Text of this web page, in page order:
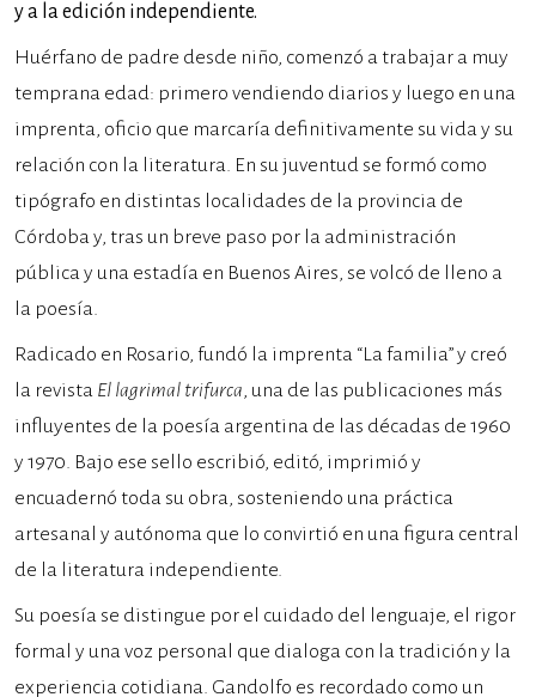
y a la edición independiente.
Huérfano de padre desde niño, comenzó a trabajar a muy
temprana edad: primero vendiendo diarios y luego en una
imprenta, oficio que marcaría definitivamente su vida y su
relación con la literatura. En su juventud se formó como
tipógrafo en distintas localidades de la provincia de
Córdoba y, tras un breve paso por la administración
pública y una estadía en Buenos Aires, se volcó de lleno a
la poesía.
Radicado en Rosario, fundó la imprenta “La familia” y creó
la revista El lagrimal trifurca, una de las publicaciones más
influyentes de la poesía argentina de las décadas de 1960
y 1970. Bajo ese sello escribió, editó, imprimió y
encuadernó toda su obra, sosteniendo una práctica
artesanal y autónoma que lo convirtió en una figura central
de la literatura independiente.
Su poesía se distingue por el cuidado del lenguaje, el rigor
formal y una voz personal que dialoga con la tradición y la
experiencia cotidiana. Gandolfo es recordado como un